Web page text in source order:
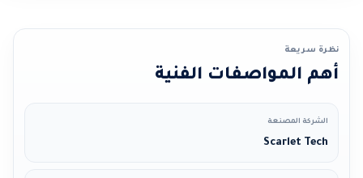
نظرة سريعة
أهم المواصفات الفنية
الشركة المصنعة
Scarlet Tech